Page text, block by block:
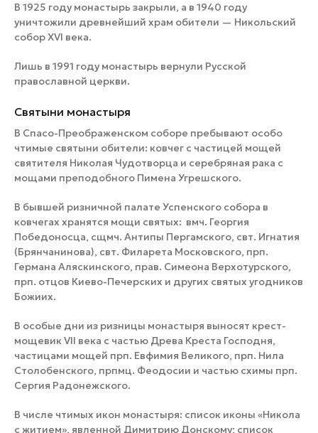
В 1925 году монастырь закрыли, а в 1940 году
уничтожили древнейший храм обители — Никольский
собор XVI века.
Лишь в 1991 году монастырь вернули Русской
православной церкви.
Святыни монастыря
В Спасо-Преображенском соборе пребывают особо
чтимые святыни обители: ковчег с частицей мощей
святителя Николая Чудотворца и серебряная рака с
мощами преподобного Пимена Угрешского.
В бывшей ризничной палате Успенского собора в
ковчегах хранятся мощи святых: вмч. Георгия
Победоносца, сщмч. Антипы Пергамского, свт. Игнатия
(Брянчанинова), свт. Филарета Московского, прп.
Германа Аляскинского, прав. Симеона Верхотурского,
прп. отцов Киево-Печерских и других святых угодников
Божиих.
В особые дни из ризницы монастыря выносят крест-
мощевик VII века с частью Древа Креста Господня,
частицами мощей прп. Евфимия Великого, прп. Нила
Столобенского, прпмц. Феодосии и частью схимы прп.
Сергия Радонежского.
В числе чтимых икон монастыря: список иконы «Никола
с житием», явленной Димитрию Донскому; список